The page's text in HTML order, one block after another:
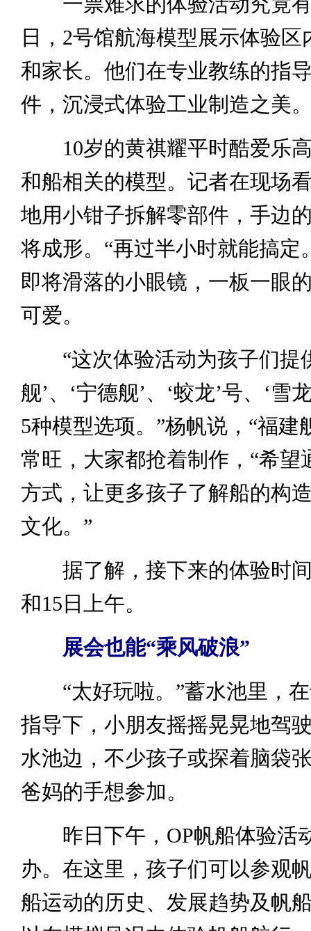
日，2号馆航海模型展示体验区
和家长。他们在专业教练的指
件，沉浸式体验工业制造之美
10岁的黄祺耀平时酷爱乐高
和船相关的模型。记者在现场
地用小钳子拆解零部件，手边
将成形。“再过半小时就能搞定
即将滑落的小眼镜，一板一眼
可爱。
“这次体验活动为孩子们提
舰’、‘宁德舰’、‘蛟龙’号、‘雪
5种模型选项。”杨帆说，“福建
常旺，大家都抢着制作，“希望
方式，让更多孩子了解船的构
文化。”
据了解，接下来的体验时间
和15日上午。
展会也能“乘风破浪”
“太好玩啦。”蓄水池里，在
指导下，小朋友摇摇晃晃地驾
水池边，不少孩子或探着脑袋
爸妈的手想参加。
昨日下午，OP帆船体验活
办。在这里，孩子们可以参观
船运动的历史、发展趋势及帆